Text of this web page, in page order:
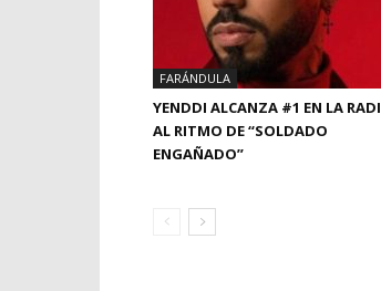
FARÁNDULA
YENDDI ALCANZA #1 EN LA
AL RITMO DE “SOLDADO
ENGAÑADO”